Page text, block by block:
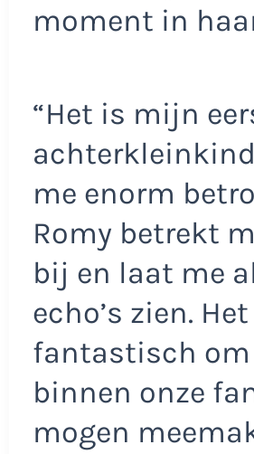
moment in
“Het is mijn
me enorm
Romy betrekt
bij en laat me
echo’s zien.
fantastisch
binnen onze
mogen